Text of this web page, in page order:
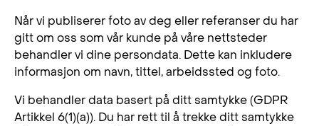
Når vi publiserer foto av deg eller referanser du har
gitt om oss som vår kunde på våre nettsteder
behandler vi dine persondata. Dette kan inkludere
informasjon om navn, tittel, arbeidssted og foto.
Vi behandler data basert på ditt samtykke (GDPR
Artikkel 6(1)(a)). Du har rett til å trekke ditt samtykke